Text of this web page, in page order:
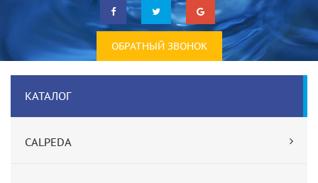
ОБРАТНЫЙ ЗВОНОК
КАТАЛОГ
CALPEDA